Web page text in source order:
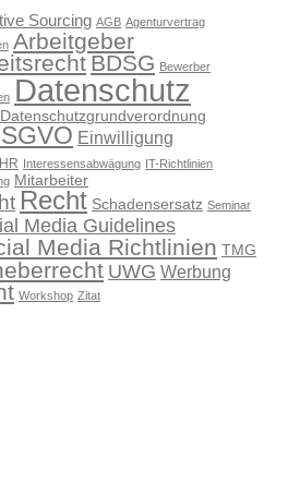
Sourcing AGB Agenturvertrag
Arbeitgeber
BDSG Bewerber
Datenschutz
Datenschutzgrundverordnung
Einwilligung
HR Interessensabwägung IT-Richtlinien
Mitarbeiter
Recht Schadensersatz Seminar
Media Guidelines
Media Richtlinien TMG
UWG Werbung
Workshop Zitat